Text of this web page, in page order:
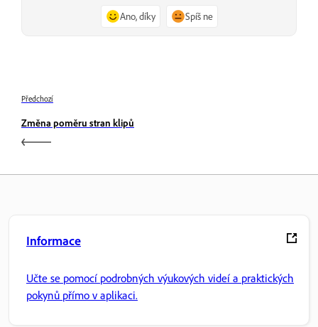
Ano, díky Spíš ne
Předchozí
Změna poměru stran klipů
Informace
Učte se pomocí podrobných výukových videí a praktických
pokynů přímo v aplikaci.